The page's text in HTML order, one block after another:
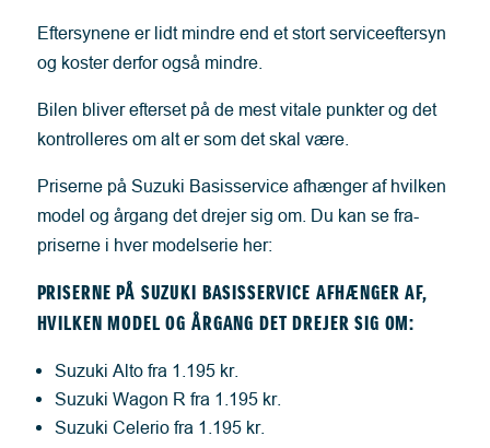
Eftersynene er lidt mindre end et stort serviceeftersyn
og koster derfor også mindre.
Bilen bliver efterset på de mest vitale punkter og det
kontrolleres om alt er som det skal være.
Priserne på Suzuki Basisservice afhænger af hvilken
model og årgang det drejer sig om. Du kan se fra-
priserne i hver modelserie her:
PRISERNE PÅ SUZUKI BASISSERVICE AFHÆNGER AF,
HVILKEN MODEL OG ÅRGANG DET DREJER SIG OM:
Suzuki Alto fra 1.195 kr.
Suzuki Wagon R fra 1.195 kr.
Suzuki Celerio fra 1.195 kr.